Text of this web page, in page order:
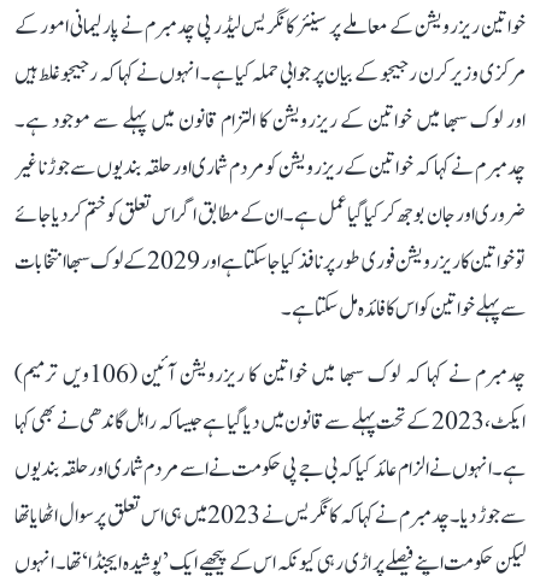
خواتین ریزرویشن کے معاملے پر سینئر کانگریس لیڈر پی چدمبرم نے پارلیمانی امور کے
مرکزی وزیر کرن رجیجو کے بیان پر جوابی حملہ کیا ہے۔ انہوں نے کہا کہ رجیجو غلط ہیں
اور لوک سبھا میں خواتین کے ریزرویشن کا التزام قانون میں پہلے سے موجود ہے۔
چدمبرم نے کہا کہ خواتین کے ریزرویشن کو مردم شماری اور حلقہ بندیوں سے جوڑنا غیر
ضروری اور جان بوجھ کر کیا گیا عمل ہے۔ ان کے مطابق اگر اس تعلق کو ختم کر دیا جائے
تو خواتین کا ریزرویشن فوری طور پر نافذ کیا جا سکتا ہے اور 2029 کے لوک سبھا انتخابات
سے پہلے خواتین کو اس کا فائدہ مل سکتا ہے۔
چدمبرم نے کہا کہ لوک سبھا میں خواتین کا ریزرویشن آئین (106ویں ترمیم)
ایکٹ، 2023 کے تحت پہلے سے قانون میں دیا گیا ہے جیسا کہ راہل گاندھی نے بھی کہا
ہے۔ انہوں نے الزام عائد کیا کہ بی جے پی حکومت نے اسے مردم شماری اور حلقہ بندیوں
سے جوڑ دیا۔ چدمبرم نے کہا کہ کانگریس نے 2023 میں ہی اس تعلق پر سوال اٹھایا تھا
لیکن حکومت اپنے فیصلے پر اڑی رہی کیونکہ اس کے پیچھے ایک ’پوشیدہ ایجنڈا‘ تھا۔ انہوں